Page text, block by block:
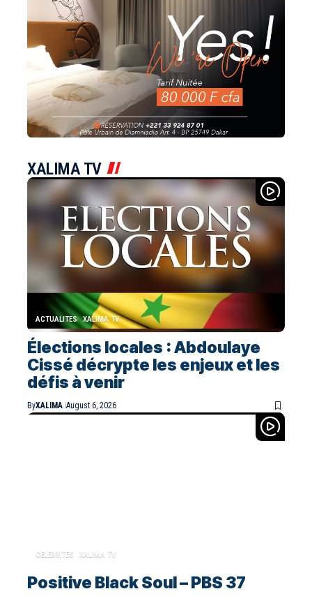
XALIMA TV
ACTUALITES XALIMA TV
Élections locales : Abdoulaye
Cissé décrypte les enjeux et les
défis à venir
ByXALIMA August 6, 2026
CELEBRITES XALIMA TV
Positive Black Soul – PBS 37